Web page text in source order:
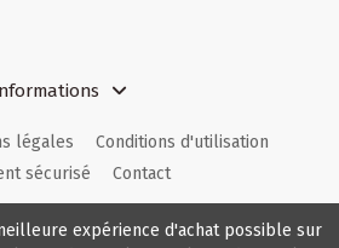
légales
Conditions d'utilisation
sécurisé
Contact
nous
expérience d'achat possible sur